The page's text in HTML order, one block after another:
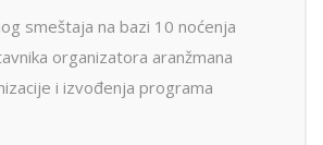
smeštaja na bazi 10 noćenja
organizatora aranžmana
i izvođenja programa